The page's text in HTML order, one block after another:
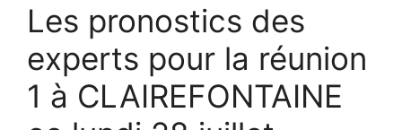
Les pronostics des
experts pour la réunion
1 à CLAIREFONTAINE